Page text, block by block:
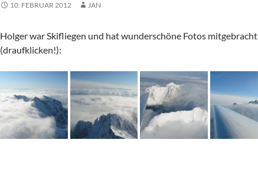
10. FEBRUAR 2012 JAN
Holger war Skifliegen und hat wunderschöne Fotos mitgebracht
(draufklicken!):